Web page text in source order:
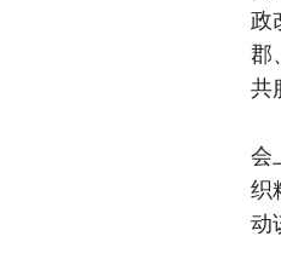
政
郡
共
会
织
动